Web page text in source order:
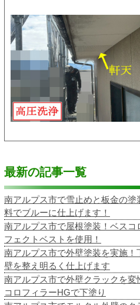
最新の記事一覧
南アルプス市で雪止めと板金の
料でブルーに仕上げます！
南アルプス市で屋根塗装！ベス
フェクトベストを使用！
南アルプス市で外壁塗装を実施
壁を整え明るく仕上げます
南アルプス市で外壁クラックを
コロフィラーHGで下塗り